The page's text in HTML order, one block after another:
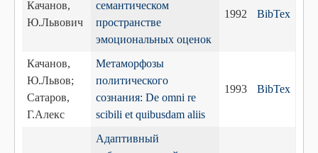
Качанов,
Ю.Львович
семантическом
пространстве
эмоциональных оценок
1992 BibTex
Качанов,
Ю.Львов;
Сатаров,
Г.Алекс
Метаморфозы
политического
сознания: De omni re
scibili et quibusdam aliis
1993 BibTex
Адаптивный